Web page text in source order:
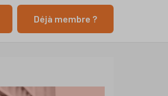
Déjà membre ?